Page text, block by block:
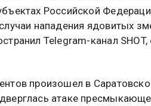
Российской
нападения ядовитых
Telegram-канал
произошел в
атаке